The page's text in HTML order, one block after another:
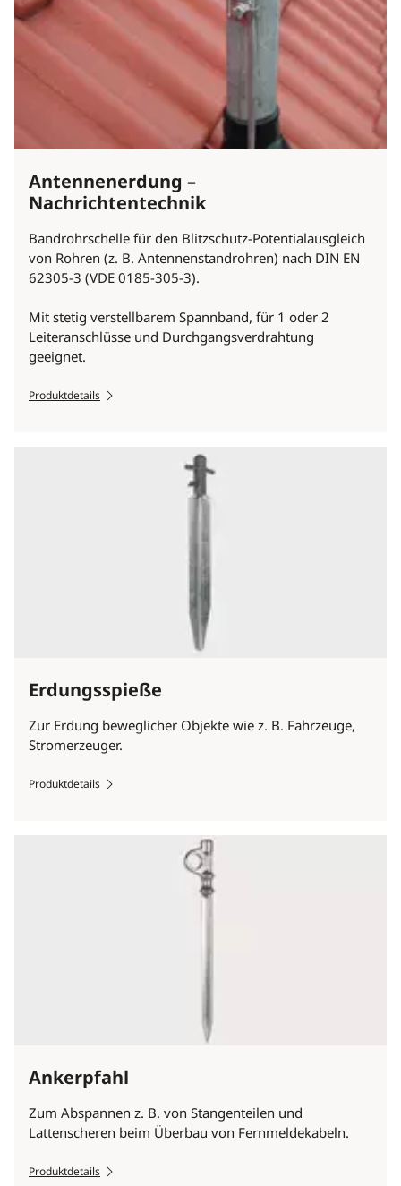
Antennenerdung –
Nachrichtentechnik
Bandrohrschelle für den Blitzschutz-Potentialausgleich
von Rohren (z. B. Antennenstandrohren) nach DIN EN
62305-3 (VDE 0185-305-3).
Mit stetig verstellbarem Spannband, für 1 oder 2
Leiteranschlüsse und Durchgangsverdrahtung
geeignet.
Produktdetails
Erdungsspieße
Zur Erdung beweglicher Objekte wie z. B. Fahrzeuge,
Stromerzeuger.
Produktdetails
Ankerpfahl
Zum Abspannen z. B. von Stangenteilen und
Lattenscheren beim Überbau von Fernmeldekabeln.
Produktdetails